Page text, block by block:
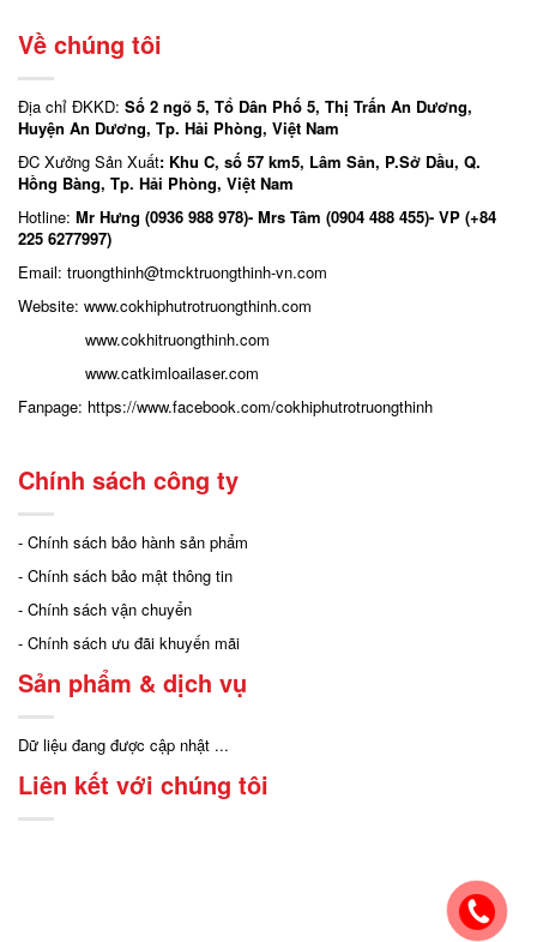
Về chúng tôi
Địa chỉ ĐKKD: Số 2 ngõ 5, Tổ Dân Phố 5, Thị Trấn An Dương,
Huyện An Dương, Tp. Hải Phòng, Việt Nam
ĐC Xưởng Sản Xuất: Khu C, số 57 km5, Lâm Sản, P.Sở Dầu, Q.
Hồng Bàng, Tp. Hải Phòng, Việt Nam
Hotline: Mr Hưng (0936 988 978)- Mrs Tâm (0904 488 455)- VP (+84
225 6277997)
Email: truongthinh@tmcktruongthinh-vn.com
Website: www.cokhiphutrotruongthinh.com
www.cokhitruongthinh.com
www.catkimloailaser.com
Fanpage: https://www.facebook.com/cokhiphutrotruongthinh
Chính sách công ty
- Chính sách bảo hành sản phẩm
- Chính sách bảo mật thông tin
- Chính sách vận chuyển
- Chính sách ưu đãi khuyến mãi
Sản phẩm & dịch vụ
Dữ liệu đang được cập nhật ...
Liên kết với chúng tôi